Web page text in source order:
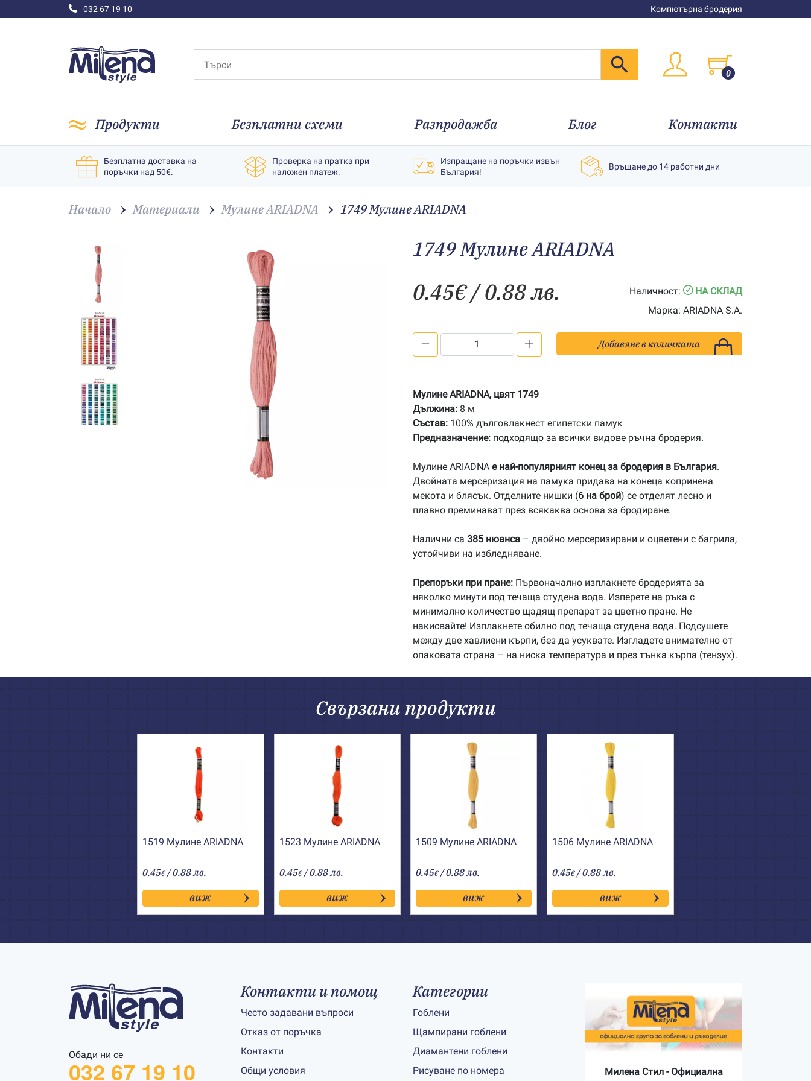
032 67 19 10 Компютърна бродерия
0
Продукти Безплатни схеми Разпродажба Блог Контакти
Безплатна доставка на
поръчки над 50€.
Проверка на пратка при
наложен платеж.
Изпращане на поръчки извън
България!
Връщане до 14 работни дни
Начало Материали Мулине ARIADNA 1749 Мулине АRIADNA
1749 Мулине АRIADNA
0.45€/ 0.88 лв. Наличност:
НА СКЛАД
Марка: ARIADNA S.A.
Мулине
АRIADNA
Добавяне в количката
Мулине ARIADNA, цвят 1749
Дължина: 8 м
Състав: 100% дълговлакнест египетски памук
Предназначение: подходящо за всички видове ръчна бродерия.
Мулине ARIADNA е най-популярният конец за бродерия в България.
Двойната мерсеризация на памука придава на конеца копринена
мекота и блясък. Отделните нишки (6 на брой) се отделят лесно и
плавно преминават през всякаква основа за бродиране.
Налични са 385 нюанса – двойно мерсеризирани и оцветени с багрила,
устойчиви на избледняване.
Препоръки при пране: Първоначално изплакнете бродерията за
няколко минути под течаща студена вода. Изперете на ръка с
минимално количество щадящ препарат за цветно пране. Не
накисвайте! Изплакнете обилно под течаща студена вода. Подсушете
между две хавлиени кърпи, без да усуквате. Изгладете внимателно от
опаковата страна – на ниска температура и през тънка кърпа (тензух).
Свързани продукти
1519 Мулине АRIADNA
0.45€ / 0.88 лв.
виж
1523 Мулине АRIADNA
0.45€/ 0.88 лв.
виж
1509 Мулине АRIADNA
0.45€ / 0.88 лв.
виж
1506 Мулине АRIADNA
0.45€ / 0.88 лв.
виж
Обади ни се
032 67 19 10
Контакти и помощ
Често задавани въпроси
Отказ от поръчка
Контакти
Общи условия
Категории
Гоблени
Щампирани гоблени
Диамантени гоблени
Рисуване по номера
Милена Стил - Официална